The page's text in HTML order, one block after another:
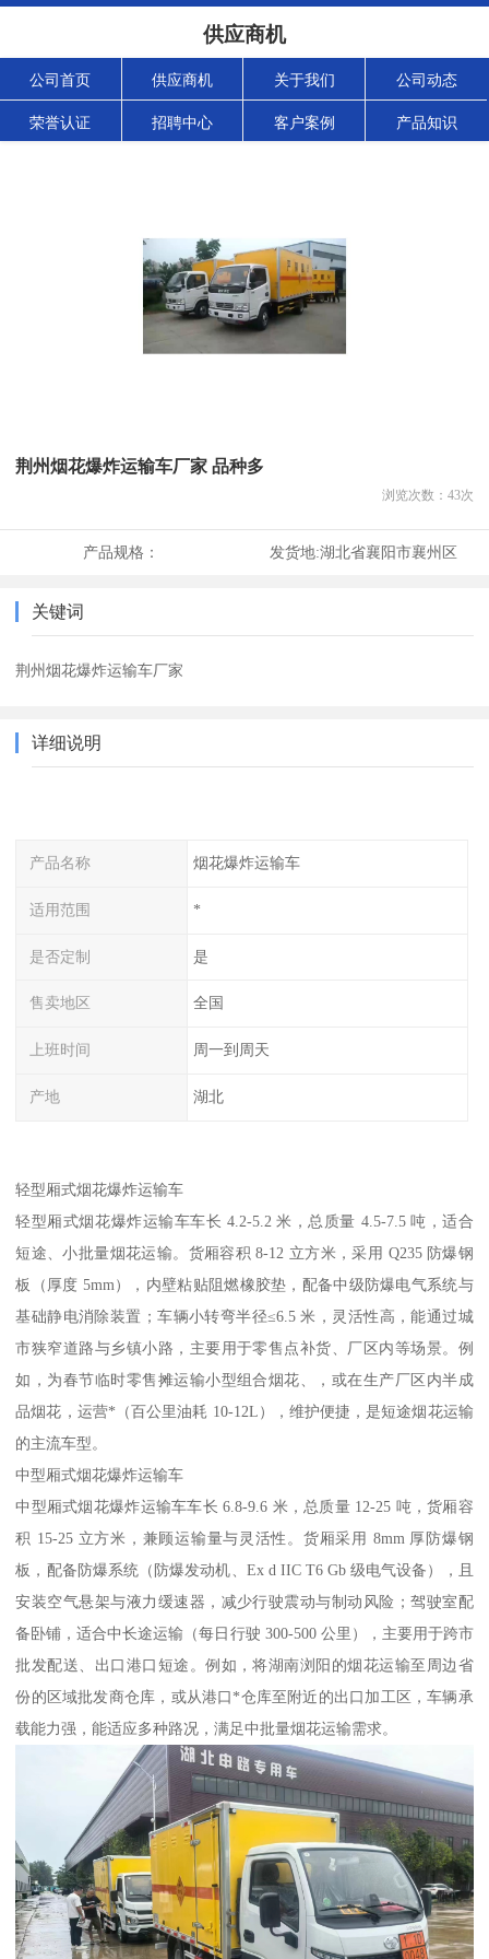
供应商机
公司首页 供应商机 关于我们 公司动态
荣誉认证 招聘中心 客户案例 产品知识
荆州烟花爆炸运输车厂家 品种多
浏览次数： 43次
产品规格： 发货地:湖北省襄阳市襄州区
关键词
荆州烟花爆炸运输车厂家
详细说明
产品名称 烟花爆炸运输车
适用范围 *
是否定制 是
售卖地区 全国
上班时间 周一到周天
产地 湖北
轻型厢式烟花爆炸运输车​
轻型厢式烟花爆炸运输车车长 4.2-5.2 米，总质量 4.5-7.5 吨，适合
短途、小批量烟花运输。货厢容积 8-12 立方米，采用 Q235 防爆钢
板（厚度 5mm），内壁粘贴阻燃橡胶垫，配备中级防爆电气系统与
基础静电消除装置；车辆小转弯半径≤6.5 米，灵活性高，能通过城
市狭窄道路与乡镇小路，主要用于零售点补货、厂区内等场景。例
如，为春节临时零售摊运输小型组合烟花、，或在生产厂区内半成
品烟花，运营*（百公里油耗 10-12L），维护便捷，是短途烟花运输
的主流车型。​
中型厢式烟花爆炸运输车​
中型厢式烟花爆炸运输车车长 6.8-9.6 米，总质量 12-25 吨，货厢容
积 15-25 立方米，兼顾运输量与灵活性。货厢采用 8mm 厚防爆钢
板，配备防爆系统（防爆发动机、Ex d IIC T6 Gb 级电气设备），且
安装空气悬架与液力缓速器，减少行驶震动与制动风险；驾驶室配
备卧铺，适合中长途运输（每日行驶 300-500 公里），主要用于跨市
批发配送、出口港口短途。例如，将湖南浏阳的烟花运输至周边省
份的区域批发商仓库，或从港口*仓库至附近的出口加工区，车辆承
载能力强，能适应多种路况，满足中批量烟花运输需求。​